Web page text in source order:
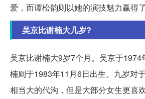
爱，而谭松韵则以她的演技魅力赢得
吴京比谢楠大几岁?
吴京比谢楠大9岁7个月。吴京于
楠则于1983年11月6日出生。九岁对
相当大的代沟，但是大部分女生更喜